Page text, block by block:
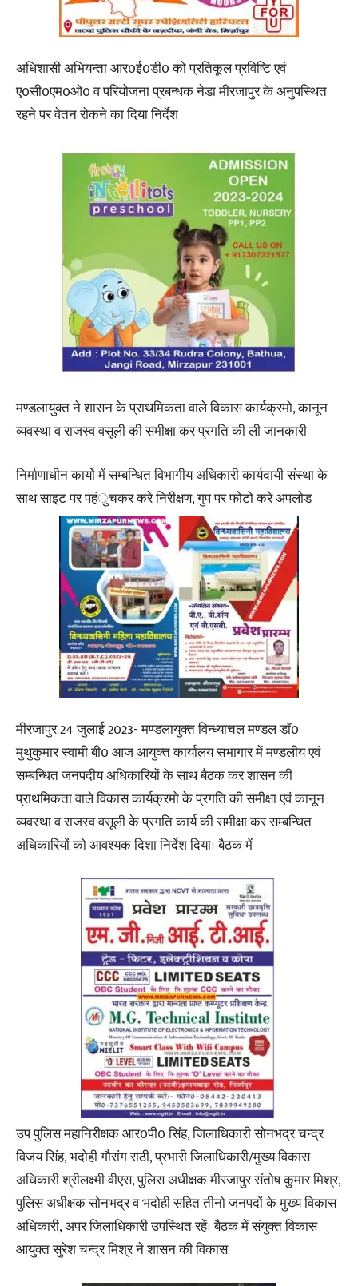
अधिशासी अभियन्ता आर0ई0डी0 को प्रतिकूल प्रविष्टि एवं
ए0सी0एम0ओ0 व परियोजना प्रबन्धक नेडा मीरजापुर के अनुपस्थित
रहने पर वेतन रोकने का दिया निर्देश
मण्डलायुक्त ने शासन के प्राथमिकता वाले विकास कार्यक्रमो, कानून
व्यवस्था व राजस्व वसूली की समीक्षा कर प्रगति की ली जानकारी
निर्माणाधीन कार्यो में सम्बन्धित विभागीय अधिकारी कार्यदायी संस्था के
साथ साइट पर पहंुचकर करे निरीक्षण, गुप पर फोटो करे अपलोड
मीरजापुर 24 जुलाई 2023- मण्डलायुक्त विन्ध्याचल मण्डल डाॅ0
मुथुकुमार स्वामी बी0 आज आयुक्त कार्यालय सभागार में मण्डलीय एवं
सम्बन्धित जनपदीय अधिकारियों के साथ बैठक कर शासन की
प्राथमिकता वाले विकास कार्यक्रमो के प्रगति की समीक्षा एवं कानून
व्यवस्था व राजस्व वसूली के प्रगति कार्य की समीक्षा कर सम्बन्धित
अधिकारियों को आवश्यक दिशा निर्देश दिया। बैठक में
उप पुलिस महानिरीक्षक आर0पी0 सिंह, जिलाधिकारी सोनभद्र चन्द्र
विजय सिंह, भदोही गौरांग राठी, प्रभारी जिलाधिकारी/मुख्य विकास
अधिकारी श्रीलक्ष्मी वीएस, पुलिस अधीक्षक मीरजापुर संतोष कुमार मिश्र,
पुलिस अधीक्षक सोनभद्र व भदोही सहित तीनो जनपदों के मुख्य विकास
अधिकारी, अपर जिलाधिकारी उपस्थित रहें। बैठक में संयुक्त विकास
आयुक्त सुरेश चन्द्र मिश्र ने शासन की विकास